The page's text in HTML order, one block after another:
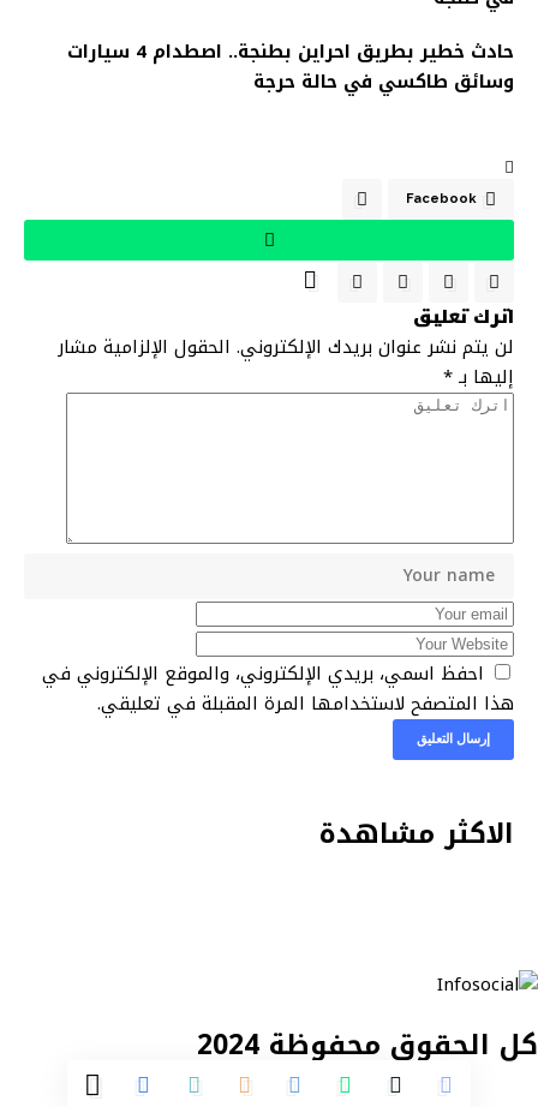
حادث خطير بطريق احراين بطنجة.. اصطدام 4 سيارات
وسائق طاكسي في حالة حرجة
Facebook
اترك تعليق
لن يتم نشر عنوان بريدك الإلكتروني. الحقول الإلزامية مشار
إليها بـ*
احفظ اسمي، بريدي الإلكتروني، والموقع الإلكتروني في
هذا المتصفح لاستخدامها المرة المقبلة في تعليقي.
الاكثر مشاهدة
كل الحقوق محفوظة 2024